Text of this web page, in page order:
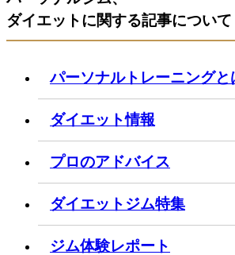
ダイエットに関する記事について
パーソナルトレーニングと
ダイエット情報
プロのアドバイス
ダイエットジム特集
ジム体験レポート